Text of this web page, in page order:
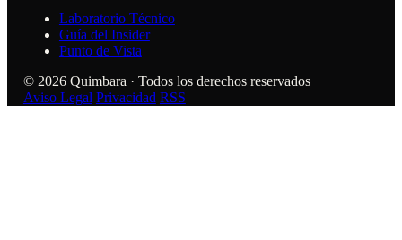
Laboratorio Técnico
Guía del Insider
Punto de Vista
© 2026 Quimbara · Todos los derechos reservados
Aviso Legal Privacidad RSS